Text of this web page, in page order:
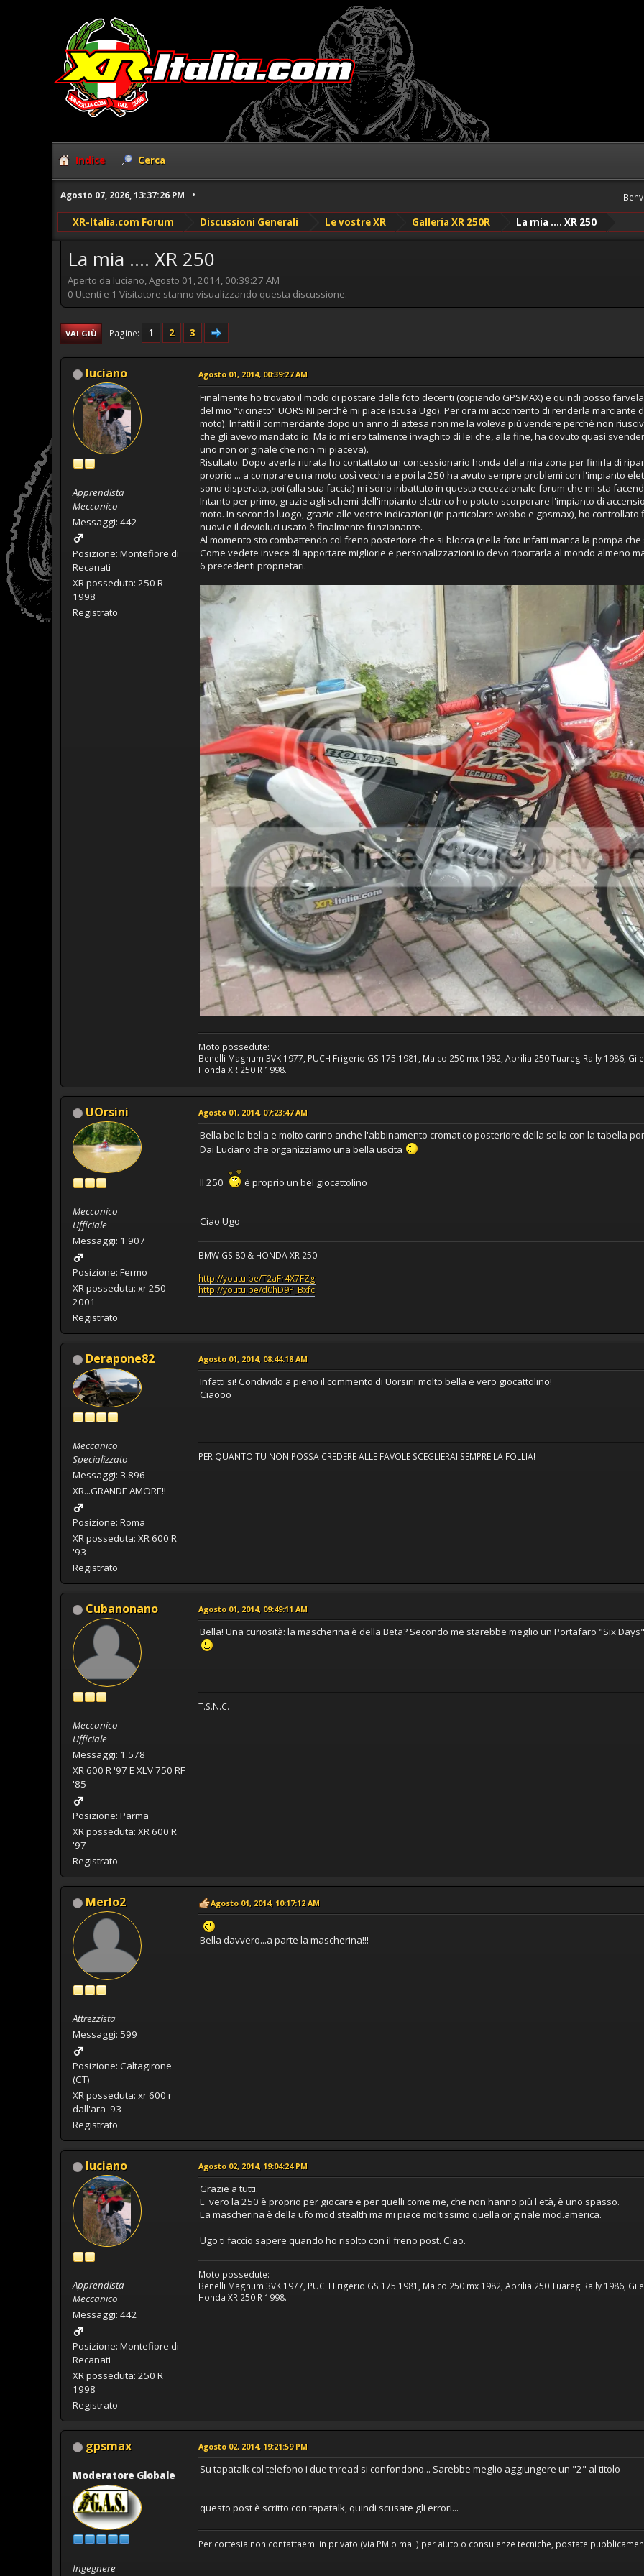
Indice Cerca
Agosto 07, 2026, 13:37:26 PM
XR-Italia.com Forum Discussioni Generali Le vostre XR Galleria XR 250R La mia .... XR 250
La mia .... XR 250
Aperto da luciano, Agosto 01, 2014, 00:39:27 AM
0 Utenti e 1 Visitatore stanno visualizzando questa discussione.
VAI GIÙ Pagine 1 2 3
luciano
Apprendista
Meccanico
Messaggi: 442
Posizione: Montefiore di
Recanati
XR posseduta: 250 R
1998
Registrato
Agosto 01, 2014, 00:39:27 AM
Finalmente ho trovato il modo di postare delle foto decenti (copiando GPSMAX) e quindi posso
del mio "vicinato" UORSINI perchè mi piace (scusa Ugo). Per ora mi accontento di renderla
moto). Infatti il commerciante dopo un anno di attesa non me la voleva più vendere perchè non
che gli avevo mandato io. Ma io mi ero talmente invaghito di lei che, alla fine, ha dovuto quasi
uno non originale che non mi piaceva).
Risultato. Dopo averla ritirata ho contattato un concessionario honda della mia zona per finirla di
proprio ... a comprare una moto così vecchia e poi la 250 ha avuto sempre problemi con l'impianto
sono disperato, poi (alla sua faccia) mi sono inbattuto in questo eccezzionale forum che mi sta
Intanto per primo, grazie agli schemi dell'impianto elettrico ho potuto scorporare l'impianto di
moto. In secondo luogo, grazie alle vostre indicazioni (in particolare webbo e gpsmax), ho
nuovi e il devioluci usato è finalmente funzionante.
Al momento sto combattendo col freno posteriore che si blocca (nella foto infatti manca la pompa
Come vedete invece di apportare migliorie e personalizzazioni io devo riportarla al mondo almeno
6 precedenti proprietari.
Moto possedute:
Benelli Magnum 3VK 1977, PUCH Frigerio GS 175 1981, Maico 250 mx 1982, Aprilia 250 Tuareg Rally 1986,
Honda XR 250 R 1998.
UOrsini
Meccanico
Ufficiale
Messaggi: 1.907
Posizione: Fermo
XR posseduta: xr 250
2001
Registrato
Agosto 01, 2014, 07:23:47 AM
Bella bella bella e molto carino anche l'abbinamento cromatico posteriore della sella con la tabella
Dai Luciano che organizziamo una bella uscita
Il 250 è proprio un bel giocattolino
Ciao Ugo
BMW GS 80 & HONDA XR 250
http://youtu.be/T2aFr4X7FZg
http://youtu.be/d0hD9P_Bxfc
Derapone82
Meccanico
Specializzato
Messaggi: 3.896
XR...GRANDE AMORE!!
Posizione: Roma
XR posseduta: XR 600 R
'93
Registrato
Agosto 01, 2014, 08:44:18 AM
Infatti si! Condivido a pieno il commento di Uorsini molto bella e vero giocattolino!
Ciaooo
PER QUANTO TU NON POSSA CREDERE ALLE FAVOLE SCEGLIERAI SEMPRE LA FOLLIA!
Cubanonano
Meccanico
Ufficiale
Messaggi: 1.578
XR 600 R '97 E XLV 750 RF
'85
Posizione: Parma
XR posseduta: XR 600 R
'97
Registrato
Agosto 01, 2014, 09:49:11 AM
Bella! Una curiosità: la mascherina è della Beta? Secondo me starebbe meglio un Portafaro "Six
T.S.N.C.
Merlo2
Attrezzista
Messaggi: 599
Posizione: Caltagirone
(CT)
XR posseduta: xr 600 r
dall'ara '93
Registrato
Agosto 01, 2014, 10:17:12 AM
Bella davvero...a parte la mascherina!!!
luciano
Apprendista
Meccanico
Messaggi: 442
Posizione: Montefiore di
Recanati
XR posseduta: 250 R
1998
Registrato
Agosto 02, 2014, 19:04:24 PM
Grazie a tutti.
E' vero la 250 è proprio per giocare e per quelli come me, che non hanno più l'età, è uno spasso.
La mascherina è della ufo mod.stealth ma mi piace moltissimo quella originale mod.america.
Ugo ti faccio sapere quando ho risolto con il freno post. Ciao.
Moto possedute:
Benelli Magnum 3VK 1977, PUCH Frigerio GS 175 1981, Maico 250 mx 1982, Aprilia 250 Tuareg Rally 1986,
Honda XR 250 R 1998.
gpsmax
Moderatore Globale
Ingegnere
Agosto 02, 2014, 19:21:59 PM
Su tapatalk col telefono i due thread si confondono... Sarebbe meglio aggiungere un "2" al titolo
questo post è scritto con tapatalk, quindi scusate gli errori...
Per cortesia non contattaemi in privato (via PM o mail) per aiuto o consulenze tecniche, postate